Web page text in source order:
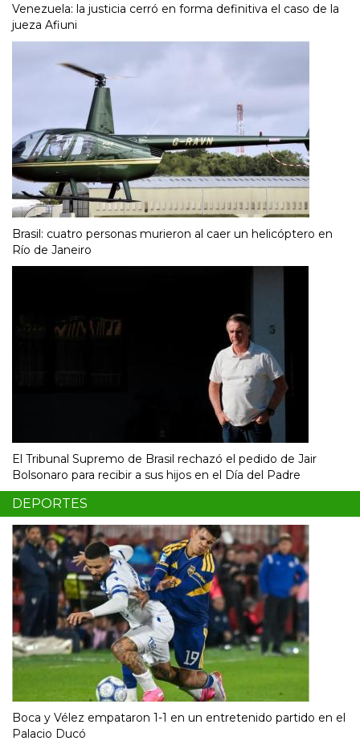
Venezuela: la justicia cerró en forma definitiva el caso de la
jueza Afiuni
Brasil: cuatro personas murieron al caer un helicóptero en
Río de Janeiro
El Tribunal Supremo de Brasil rechazó el pedido de Jair
Bolsonaro para recibir a sus hijos en el Día del Padre
DEPORTES
Boca y Vélez empataron 1-1 en un entretenido partido en el
Palacio Ducó